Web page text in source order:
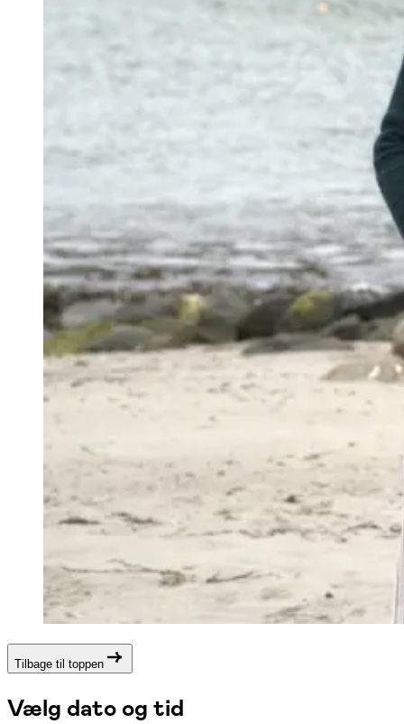
Tilbage til toppen
Vælg dato og tid